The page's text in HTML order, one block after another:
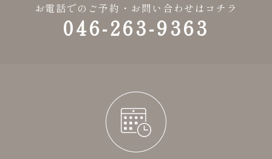
お電話でのご予約・お問い合わせはコチラ
046-263-9363